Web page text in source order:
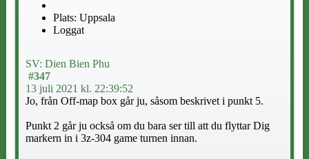
Plats: Uppsala
Loggat
SV: Dien Bien Phu
#347
13 juli 2021 kl. 22:39:52
Jo, från Off-map box går ju, såsom beskrivet i punkt 5.
Punkt 2 går ju också om du bara ser till att du flyttar Dig
markern in i 3z-304 game turnen innan.